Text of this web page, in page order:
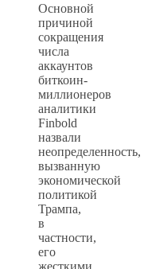
Основной
причиной
сокращения
числа
аккаунтов
биткоин-
миллионеров
аналитики
Finbold
назвали
неопределенность,
вызванную
экономической
политикой
Трампа,
в
частности,
его
жесткими